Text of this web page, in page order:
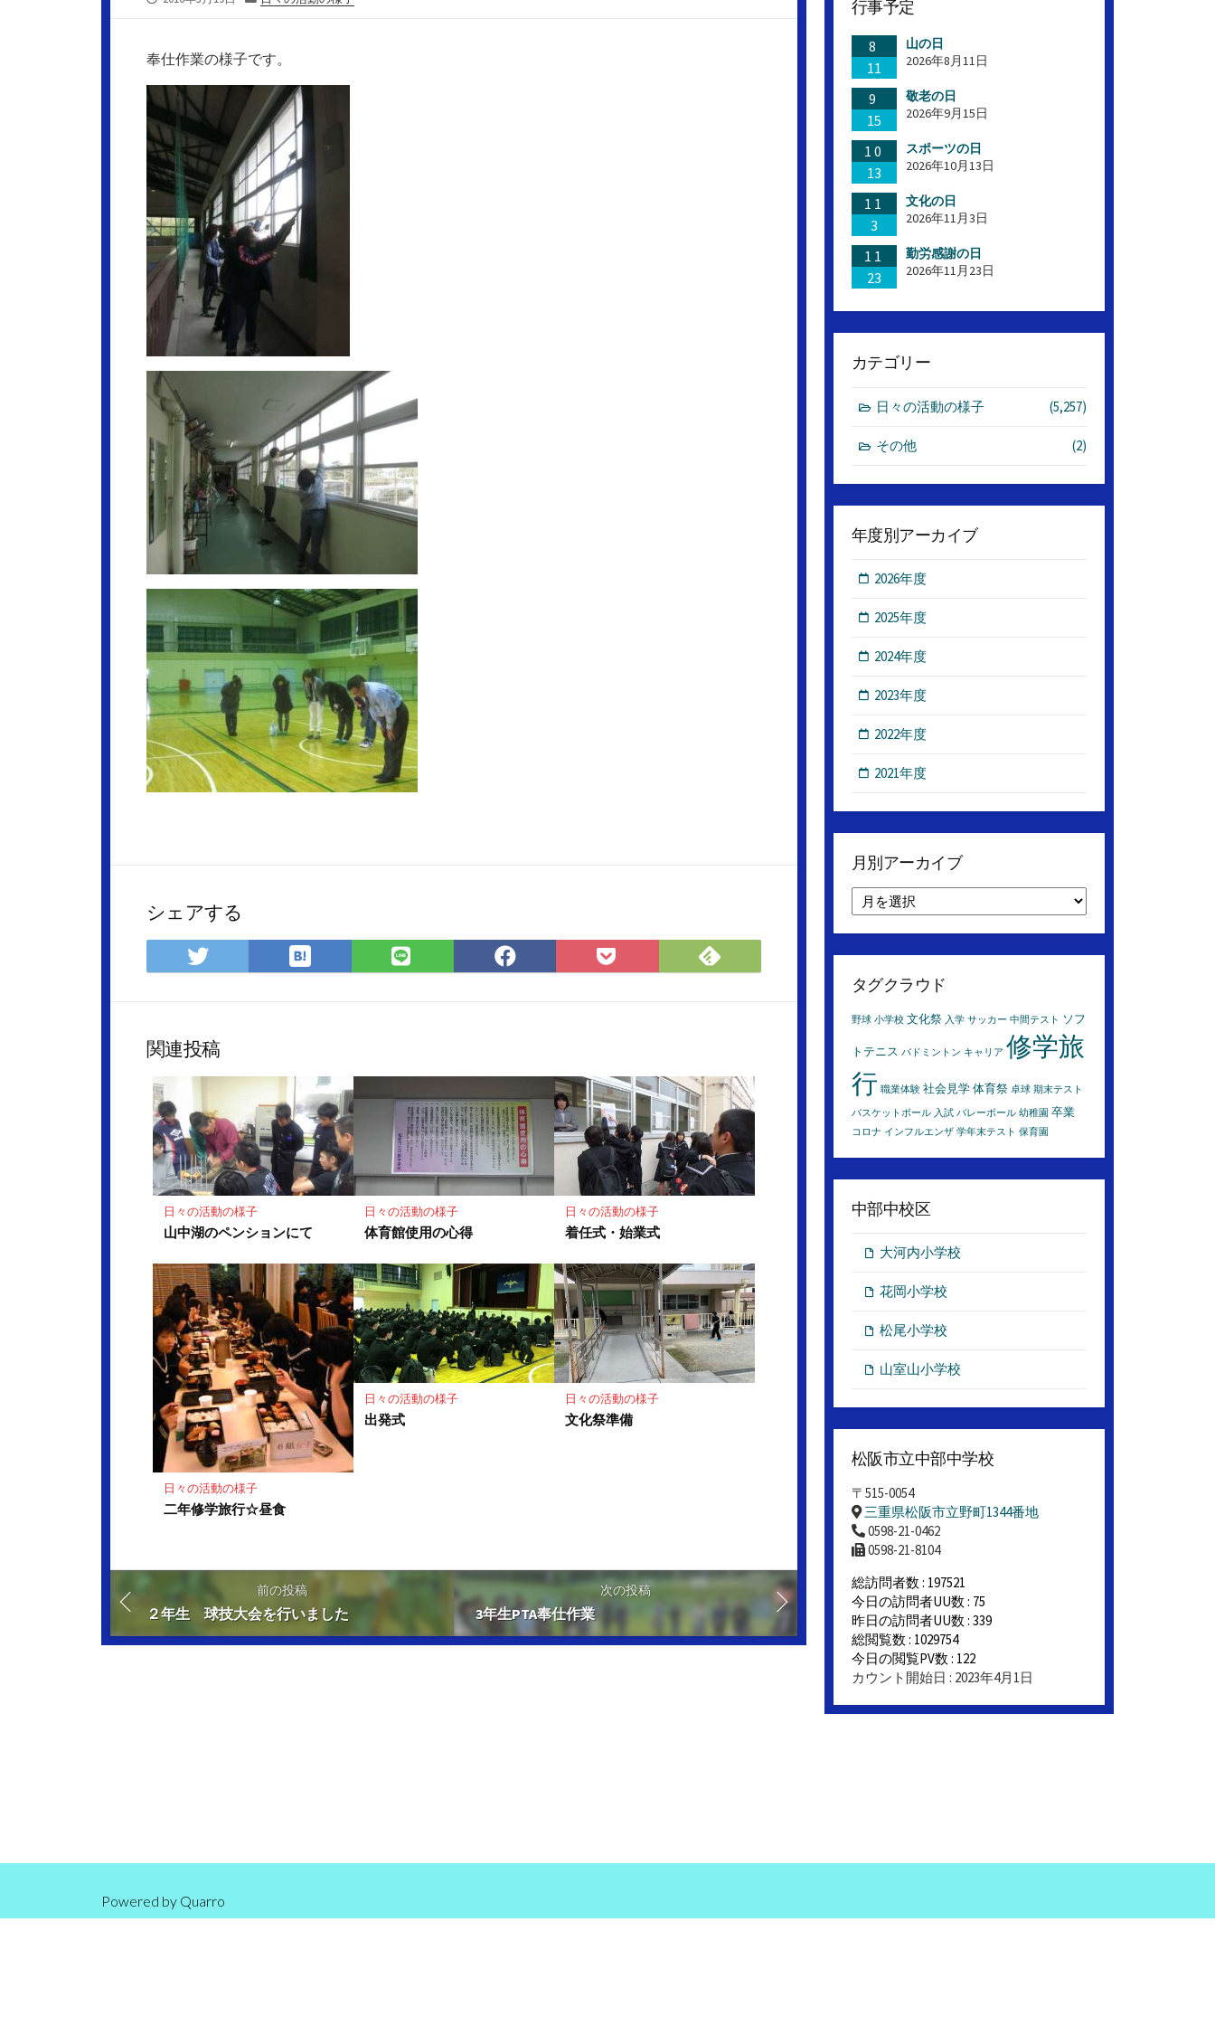
リ
ー
奉仕作業の様子です。
シェアする
Twitter
で
ア
は
て
マ
ー
ク
に
保
存
LINE
で
Facebook
で
Pocket
に
Feedly
で
関連投稿
日々の活動の様子
山中湖のペンションにて
日々の活動の様子
体育館使用の心得
日々の活動の様子
着任式・始業式
日々の活動の様子
二年修学旅行☆昼食
日々の活動の様子
出発式
日々の活動の様子
文化祭準備
前の投稿
２年生 球技大会を行いました
次の投稿
3年生PTA奉仕作業
行事予定
8
11
山の日
2026年8月11日
9
15
敬老の日
2026年9月15日
10
13
スポーツの日
2026年10月13日
11
3
文化の日
2026年11月3日
11
23
勤労感謝の日
2026年11月23日
カテゴリー
日々の活動の様子 (5,257)
その他 (2)
年度別アーカイブ
2026年度
2025年度
2024年度
2023年度
2022年度
2021年度
月別アーカイブ
別
ア
ー
イ
タグクラウド
野球 小学校 文化祭 入学 サッカー 中間テスト ソフ
トテニス バドミントン キャリア 修学旅
行 職業体験 社会見学 体育祭 卓球 期末テスト
バスケットボール 入試 バレーボール 幼稚園 卒業
コロナ インフルエンザ 学年末テスト 保育園
中部中校区
大河内小学校
花岡小学校
松尾小学校
山室山小学校
松阪市立中部中学校
〒515-0054
三重県松阪市立野町1344番地
0598-21-0462
0598-21-8104
総訪問者数 : 197521
今日の訪問者UU数 : 75
昨日の訪問者UU数 : 339
総閲覧数 : 1029754
今日の閲覧PV数 : 122
カウント開始日 : 2023年4月1日
Powered by Quarro